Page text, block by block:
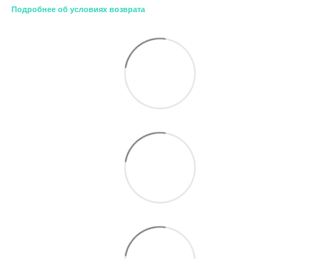
Подробнее об условиях возврата